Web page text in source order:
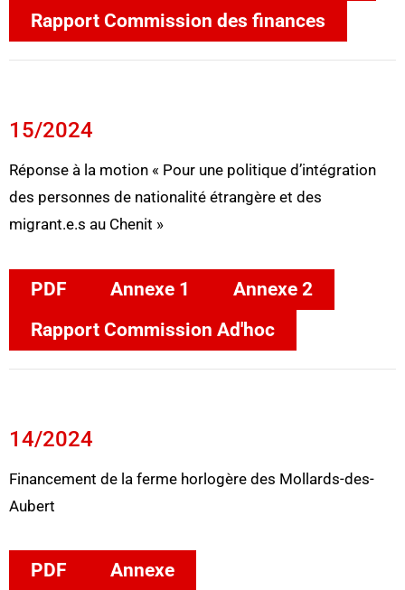
Rapport Commission des finances
15/2024
Réponse à la motion « Pour une politique d’intégration
des personnes de nationalité étrangère et des
migrant.e.s au Chenit »
PDF Annexe 1
Annexe 2
Rapport Commission Ad'hoc
14/2024
Financement de la ferme horlogère des Mollards-des-
Aubert
PDF
Annexe